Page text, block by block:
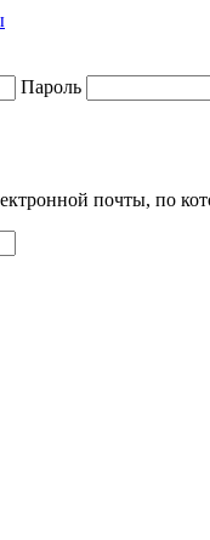
Пароль
почты, по